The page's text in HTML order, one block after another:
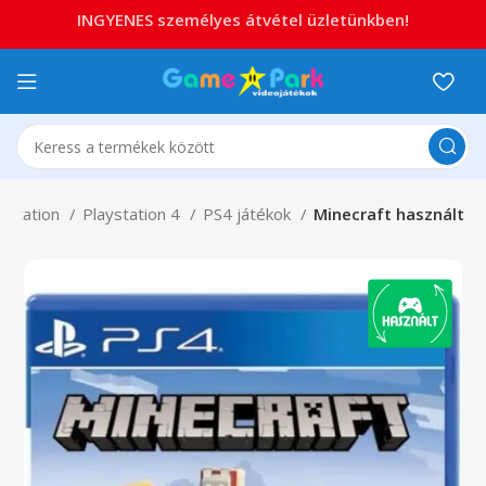
Playstation 4 PS4 játékok Minecraft használt
INGYENES személyes átvétel üzletünkben!